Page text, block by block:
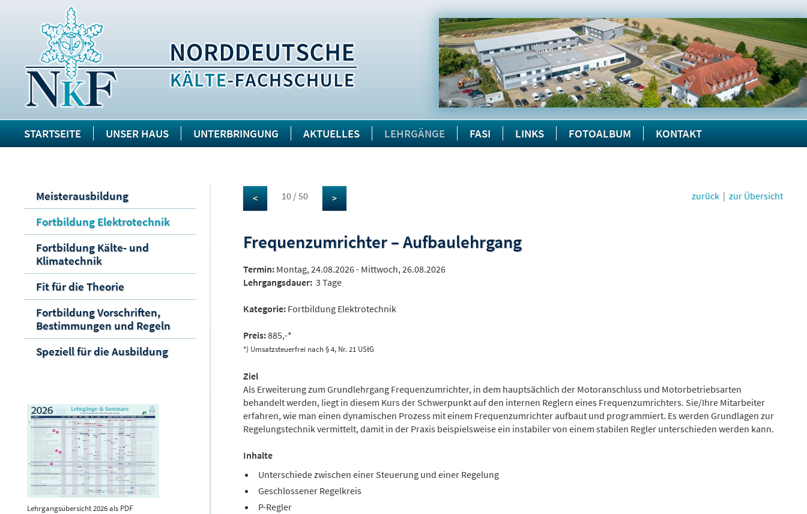
STARTSEITE UNSER HAUS UNTERBRINGUNG AKTUELLES LEHRGÄNGE FASI LINKS FOTOALBUM KONTAKT
Meisterausbildung
Fortbildung Elektrotechnik
Fortbildung Kälte- und
Klimatechnik
Fit für die Theorie
Fortbildung Vorschriften,
Bestimmungen und Regeln
Speziell für die Ausbildung
Lehrgangsübersicht 2026 als PDF
< 10 / 50 > zurück| zur Übersicht
Frequenzumrichter – Aufbaulehrgang
Termin:Montag, 24.08.2026 - Mittwoch, 26.08.2026
Lehrgangsdauer:3 Tage
Kategorie:Fortbildung Elektrotechnik
Preis:885,-*
*) Umsatzsteuerfrei nach § 4, Nr. 21 UStG
Ziel
Als Erweiterung zum Grundlehrgang Frequenzumrichter, in dem hauptsächlich der Motoranschluss und Motorbetriebsarten
behandelt werden, liegt in diesem Kurs der Schwerpunkt auf den internen Reglern eines Frequenzumrichters. Sie/Ihre Mitarbeiter
erfahren, wie man einen dynamischen Prozess mit einem Frequenzumrichter aufbaut und programmiert. Es werden Grundlagen zur
Regelungstechnik vermittelt, damit in der Praxis beispielsweise ein instabiler von einem stabilen Regler unterschieden werden kann.
Inhalte
Unterschiede zwischen einer Steuerung und einer Regelung
Geschlossener Regelkreis
P-Regler